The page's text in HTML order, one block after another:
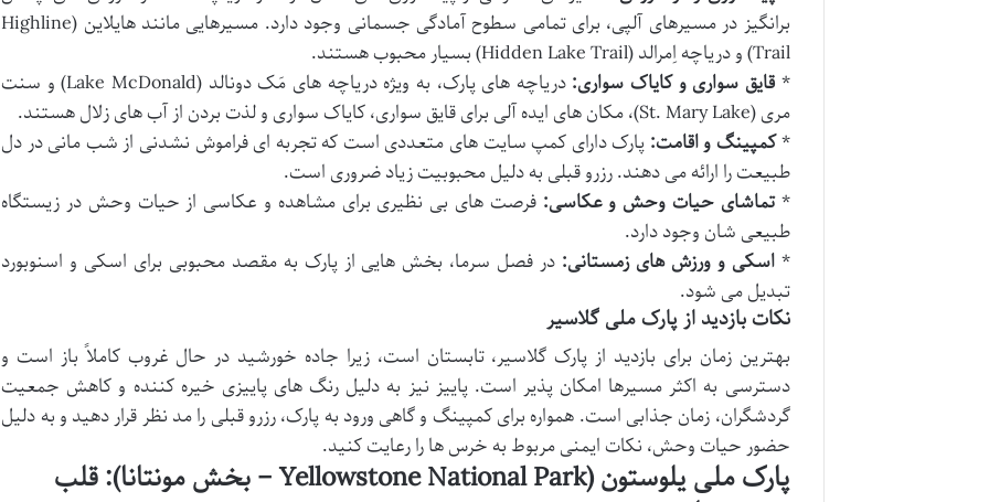
برانگیز در مسیرهای آلپی، برای تمامی سطوح آمادگی جسمانی وجود دارد. مسیرهایی مانند هایلاین (Highline
Trail) و دریاچه اِمرالد (Hidden Lake Trail) بسیار محبوب هستند.
*قایق سواری و کایاک سواری:
دریاچه های پارک، به ویژه دریاچه های مَک دونالد (Lake McDonald) و سنت
مری (St. Mary Lake)، مکان های ایده آلی برای قایق سواری، کایاک سواری و لذت بردن از آب های زلال هستند.
*کمپینگ و اقامت: پارک دارای کمپ سایت های متعددی است که تجربه ای فراموش نشدنی از شب مانی در دل
طبیعت را ارائه می دهند. رزرو قبلی به دلیل محبوبیت زیاد ضروری است.
*تماشای حیات وحش و عکاسی: فرصت های بی نظیری برای مشاهده و عکاسی از حیات وحش در زیستگاه
طبیعی شان وجود دارد.
*اسکی و ورزش های زمستانی: در فصل سرما، بخش هایی از پارک به مقصد محبوبی برای اسکی و اسنوبورد
تبدیل می شود.
نکات بازدید از پارک ملی گلاسیر
بهترین زمان برای بازدید از پارک گلاسیر، تابستان است، زیرا جاده خورشید در حال غروب کاملاً باز است و
دسترسی به اکثر مسیرها امکان پذیر است. پاییز نیز به دلیل رنگ های پاییزی خیره کننده و کاهش جمعیت
گردشگران، زمان جذابی است. همواره برای کمپینگ و گاهی ورود به پارک، رزرو قبلی را مد نظر قرار دهید و به دلیل
حضور حیات وحش، نکات ایمنی مربوط به خرس ها را رعایت کنید.
پارک ملی یلوستون (Yellowstone National Park – بخش مونتانا): قلب